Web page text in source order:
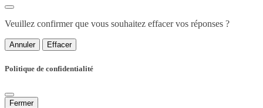
Veuillez confirmer que vous souhaitez effacer vos réponses ?
Annuler Effacer
Politique de confidentialité
Fermer